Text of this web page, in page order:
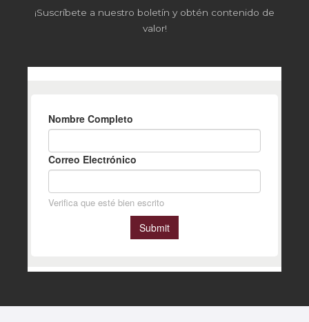
¡Suscríbete a nuestro boletín y obtén contenido de
valor!